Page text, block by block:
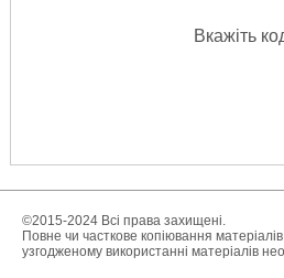
Вкажіть
©2015-2024 Всі права захищені.
Повне чи часткове копіювання
узгодженому використанні матеріалів